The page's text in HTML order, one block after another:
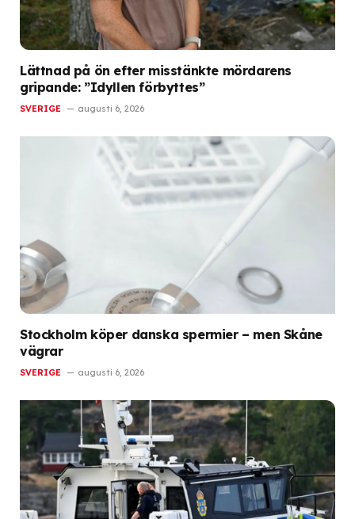
Lättnad på ön efter misstänkte mördarens
gripande: ”Idyllen förbyttes”
SVERIGE augusti 6, 2026
Stockholm köper danska spermier – men Skåne
vägrar
SVERIGE augusti 6, 2026